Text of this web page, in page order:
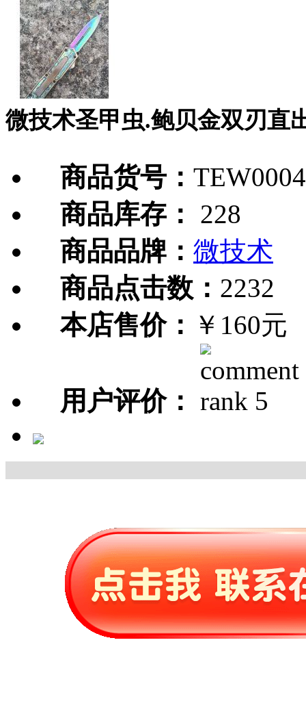
微技术圣甲虫.鲍贝金双刃直
商品货号：
商品库存：
228
商品品牌： 微技术
商品点击数： 2232
本店售价： ￥160元
用户评价：